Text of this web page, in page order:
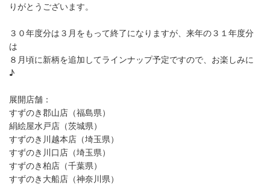
りがとうございます。
３０年度分は３月をもって終了になりますが、来年の３１年度分
は
８月頃に新柄を追加してラインナップ予定ですので、お楽しみに
♪
展開店舗：
すずのき郡山店（福島県）
絹絵屋水戸店（茨城県）
すずのき川越本店（埼玉県）
すずのき川口店（埼玉県）
すずのき柏店（千葉県）
すずのき大船店（神奈川県）